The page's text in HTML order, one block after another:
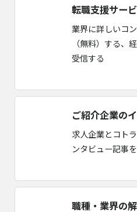
転職支援サー
業界に詳しいコ
（無料）する、
受信する
ご紹介企業の
求人企業とコト
ンタビュー記事
職種・業界の